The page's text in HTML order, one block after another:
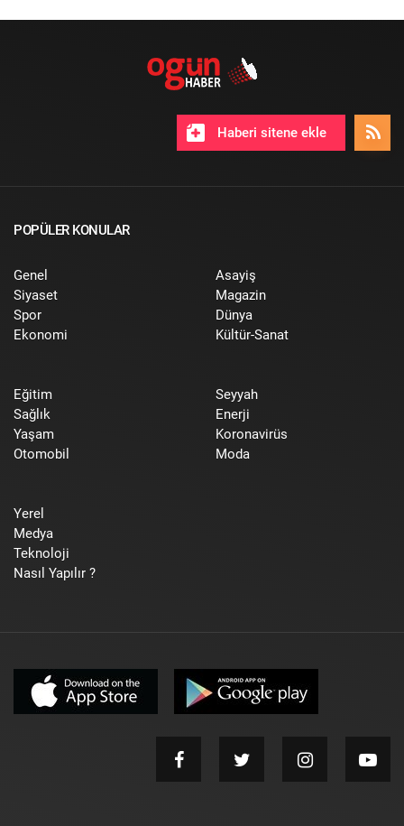
Haberi sitene ekle
POPÜLER KONULAR
Genel
Siyaset
Spor
Ekonomi
Asayiş
Magazin
Dünya
Kültür-Sanat
Eğitim
Sağlık
Yaşam
Otomobil
Seyyah
Enerji
Koronavirüs
Moda
Yerel
Medya
Teknoloji
Nasıl Yapılır ?